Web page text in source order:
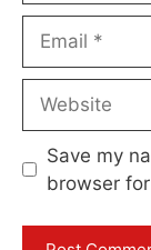
Save my
browser